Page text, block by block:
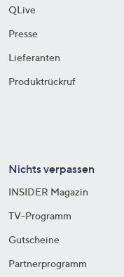
QLive
Presse
Lieferanten
Produktrückruf
Nichts verpassen
INSIDER Magazin
TV-Programm
Gutscheine
Partnerprogramm